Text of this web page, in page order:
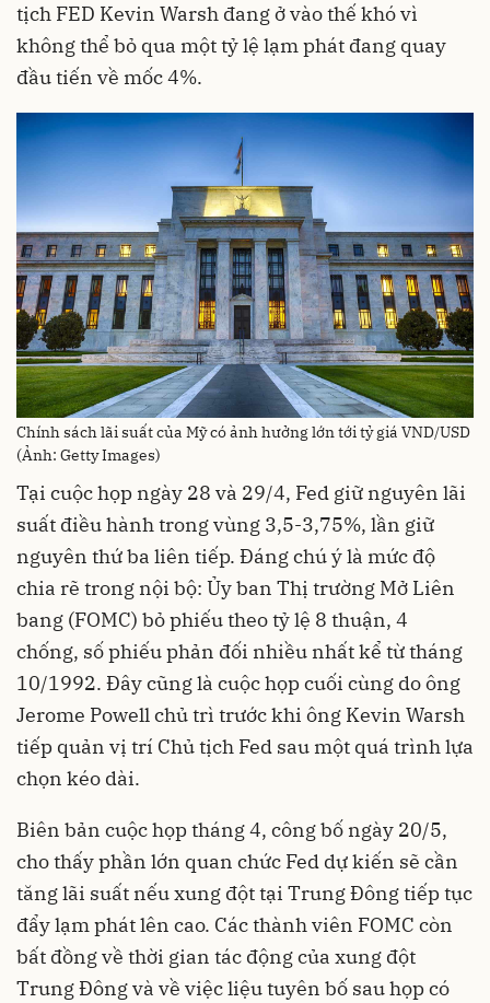
tịch FED Kevin Warsh đang ở vào thế khó vì
không thể bỏ qua một tỷ lệ lạm phát đang quay
đầu tiến về mốc 4%.
Chính sách lãi suất của Mỹ có ảnh hưởng lớn tới tỷ giá VND/USD
(Ảnh: Getty Images)
Tại cuộc họp ngày 28 và 29/4, Fed giữ nguyên lãi
suất điều hành trong vùng 3,5-3,75%, lần giữ
nguyên thứ ba liên tiếp. Đáng chú ý là mức độ
chia rẽ trong nội bộ: Ủy ban Thị trường Mở Liên
bang (FOMC) bỏ phiếu theo tỷ lệ 8 thuận, 4
chống, số phiếu phản đối nhiều nhất kể từ tháng
10/1992. Đây cũng là cuộc họp cuối cùng do ông
Jerome Powell chủ trì trước khi ông Kevin Warsh
tiếp quản vị trí Chủ tịch Fed sau một quá trình lựa
chọn kéo dài.
Biên bản cuộc họp tháng 4, công bố ngày 20/5,
cho thấy phần lớn quan chức Fed dự kiến sẽ cần
tăng lãi suất nếu xung đột tại Trung Đông tiếp tục
đẩy lạm phát lên cao. Các thành viên FOMC còn
bất đồng về thời gian tác động của xung đột
Trung Đông và về việc liệu tuyên bố sau họp có